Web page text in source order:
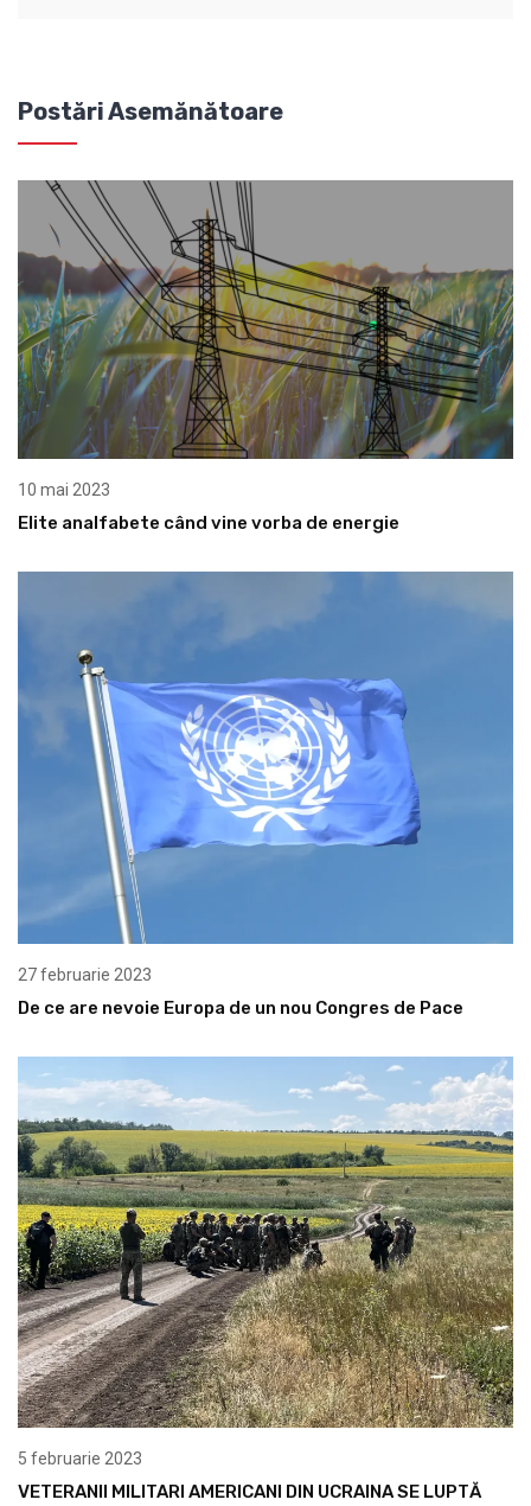
Postări Asemănătoare
10 mai 2023
Elite analfabete când vine vorba de energie
27 februarie 2023
De ce are nevoie Europa de un nou Congres de Pace
5 februarie 2023
VETERANII MILITARI AMERICANI DIN UCRAINA SE LUPTĂ